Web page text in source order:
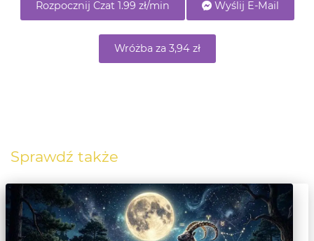
Rozpocznij Czat 1.99 zł/min Wyślij E-Mail
Wróżba za 3,94 zł
Sprawdź także